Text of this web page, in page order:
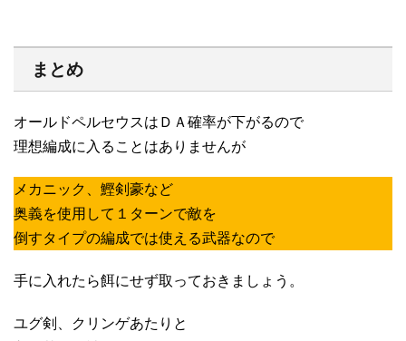
まとめ
オールドペルセウスはＤＡ確率が下がるので
理想編成に入ることはありませんが
メカニック、鰹剣豪など
奥義を使用して１ターンで敵を
倒すタイプの編成では使える武器なので
手に入れたら餌にせず取っておきましょう。
ユグ剣、クリンゲあたりと